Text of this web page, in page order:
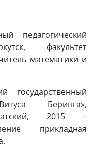
педагогический
факультет
математики и
государственный
Беринга»,
2015 –
прикладная